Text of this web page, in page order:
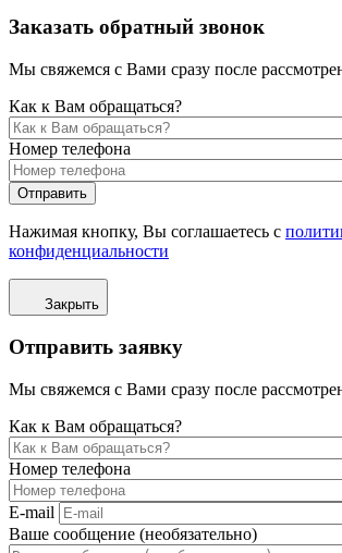
Заказать обратный звонок
Мы свяжемся с Вами сразу после
Как к Вам обращаться?
Номер телефона
Отправить
Нажимая кнопку, Вы соглашаетесь с
конфиденциальности
Закрыть
Отправить заявку
Мы свяжемся с Вами сразу после
Как к Вам обращаться?
Номер телефона
E-mail
Ваше сообщение (необязательно)